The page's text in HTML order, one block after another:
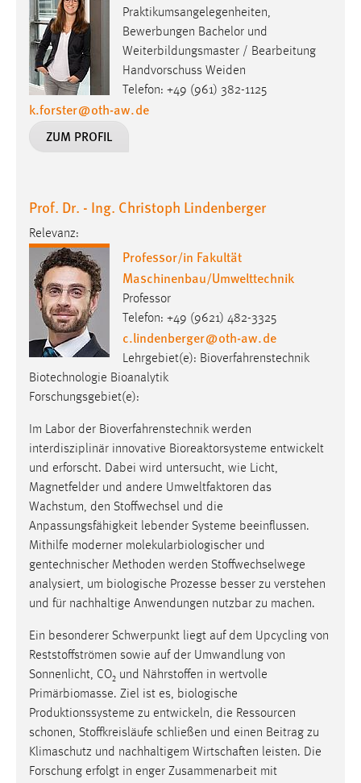
Praktikumsangelegenheiten,
Bewerbungen Bachelor und
Weiterbildungsmaster / Bearbeitung
Handvorschuss Weiden
Telefon: +49 (961) 382-1125
k.forster@oth-aw.de
ZUM PROFIL
Prof. Dr. - Ing. Christoph Lindenberger
Relevanz:
Professor/in Fakultät
Maschinenbau/Umwelttechnik
Professor
Telefon: +49 (9621) 482-3325
c.lindenberger@oth-aw.de
Lehrgebiet(e): Bioverfahrenstechnik
Biotechnologie Bioanalytik
Forschungsgebiet(e):
Im Labor der Bioverfahrenstechnik werden
interdisziplinär innovative Bioreaktorsysteme entwickelt
und erforscht. Dabei wird untersucht, wie Licht,
Magnetfelder und andere Umweltfaktoren das
Wachstum, den Stoffwechsel und die
Anpassungsfähigkeit lebender Systeme beeinflussen.
Mithilfe moderner molekularbiologischer und
gentechnischer Methoden werden Stoffwechselwege
analysiert, um biologische Prozesse besser zu verstehen
und für nachhaltige Anwendungen nutzbar zu machen.
Ein besonderer Schwerpunkt liegt auf dem Upcycling von
Reststoffströmen sowie auf der Umwandlung von
Sonnenlicht, CO₂ und Nährstoffen in wertvolle
Primärbiomasse. Ziel ist es, biologische
Produktionssysteme zu entwickeln, die Ressourcen
schonen, Stoffkreisläufe schließen und einen Beitrag zu
Klimaschutz und nachhaltigem Wirtschaften leisten. Die
Forschung erfolgt in enger Zusammenarbeit mit
EXTERNE MEDIEN
Um Inhalte von Videoplattformen und Social Media
Plattformen anzeigen zu können, werden von diesen
externen Medien Cookies gesetzt.
YouTube